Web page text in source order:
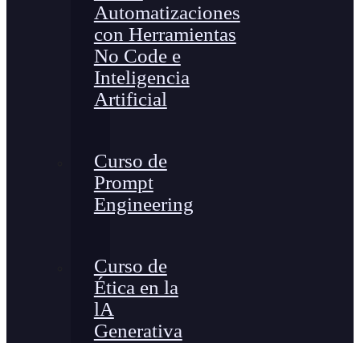
Automatizaciones
con Herramientas
No Code e
Inteligencia
Artificial
Curso de
Prompt
Engineering
Curso de
Ética en la
lA
Generativa